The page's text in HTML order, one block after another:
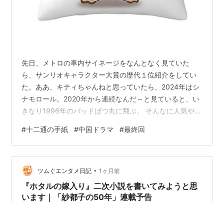
先日、メトロの車内サイネージをなんとなく見ていた
ら、サンリオキャラクター大賞の歴代１位紹介をしてい
た。ああ、キティちゃんねと思っていたら、2024年はシ
ナモロール。2020年から連続なんだ～と見ていると、い
きなり1996年のバッドばつ丸に飛ぶ。 そんなに人気やっ
していたら、初代の1986年はザシキブタとあり……誰
だ？検索すると、このかすれ線でパステル調な色合いは
見たことあった。 この年代の構成がまるで『十二通の手
紙』的だわ、と思って紹介してみました。ちなみに今年
はポムポムプリンが連覇。
#十二通の手紙 #中国ドラマ #最終回
ツムぐエンタメ日記 • 1ヶ月前
『ホタルの嫁入り』二次小説を書いてみようと思
います｜「紗都子の50年」連載予告